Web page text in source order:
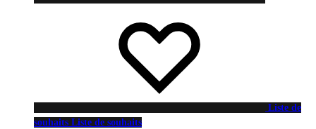
Liste de
souhaits Liste de souhaits